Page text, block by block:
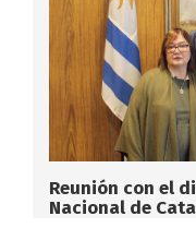
Reunión con el
Nacional de